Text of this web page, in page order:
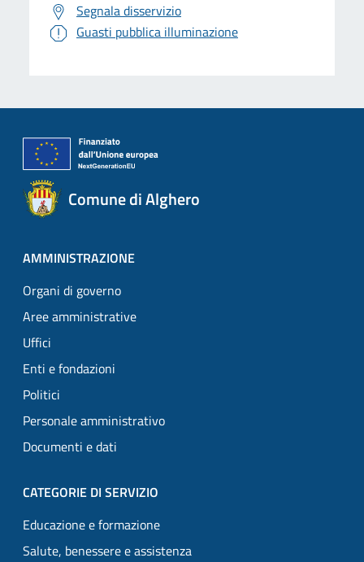
Segnala disservizio
Guasti pubblica illuminazione
Comune di Alghero
AMMINISTRAZIONE
Organi di governo
Aree amministrative
Uffici
Enti e fondazioni
Politici
Personale amministrativo
Documenti e dati
CATEGORIE DI SERVIZIO
Educazione e formazione
Salute, benessere e assistenza